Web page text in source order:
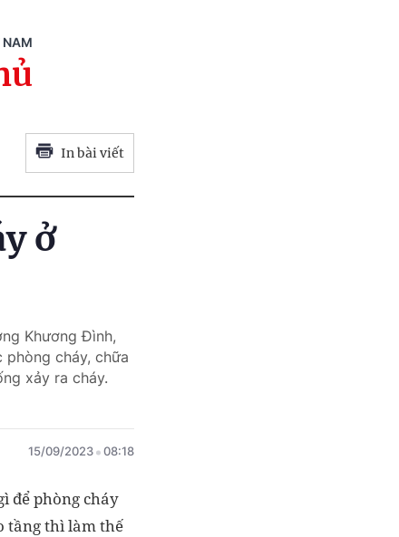
NAM
In bài viết
ở
Khương Đình,
phòng cháy, chữa
xảy ra cháy.
15/09/2023 08:18
để phòng cháy
tầng thì làm thế